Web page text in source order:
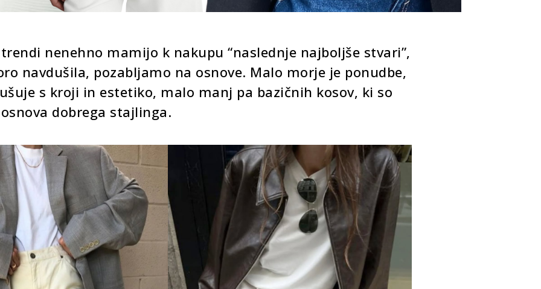
nenehno mamijo k nakupu “naslednje najboljše stvari”,
navdušila, pozabljamo na osnove. Malo morje je ponudbe,
s kroji in estetiko, malo manj pa bazičnih kosov, ki so
dobrega stajlinga.